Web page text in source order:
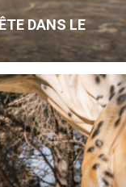
DANS LE